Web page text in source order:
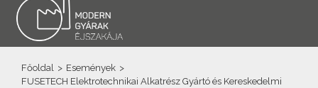
Főoldal > Események >
FUSETECH Elektrotechnikai Alkatrész Gyártó és Kereskedelmi